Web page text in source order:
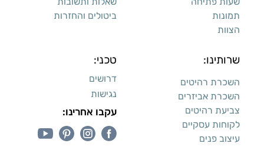
תמונות
הצוות
ביטולים והחזרות
שרותינו:
השכרת רהיטים
השכרת אביזרים
צביעת רהיטים
לקוחות עסקיים
עיצוב פנים
טכני:
דרושים
נגישות
עקבו אחרינו: